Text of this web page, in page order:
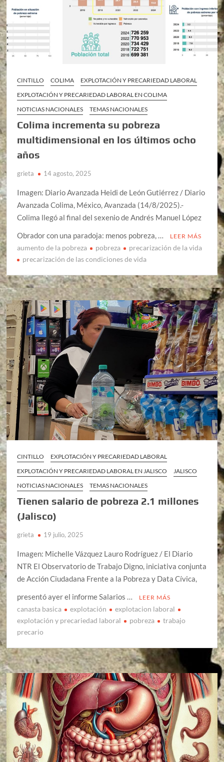
CINTILLO COLIMA
EXPLOTACIÓN Y PRECARIEDAD LABORAL
EXPLOTACIÓN Y PRECARIEDAD LABORAL EN COLIMA
NOTICIAS NACIONALES
TEMAS NACIONALES
Colima incrementa su pobreza
multidimensional en los últimos ocho
años
grieta 14 agosto, 2025
Imagen: Diario Avanzada Heidi de León Gutiérrez / Diario
Avanzada Colima, México, Avanzada (14/8/2025).-
Colima llegó al final del sexenio de Andrés Manuel López
Obrador con una paradoja: menos pobreza, …
LEER MÁS
aumento de la pobreza pobreza
precarización de la vida
precarización de las condiciones de vida
CINTILLO
EXPLOTACIÓN Y PRECARIEDAD LABORAL
EXPLOTACIÓN Y PRECARIEDAD LABORAL EN JALISCO
JALISCO
NOTICIAS NACIONALES
TEMAS NACIONALES
Tienen salario de pobreza 2.1 millones
(Jalisco)
grieta 19 julio, 2025
Imagen: Michelle Vázquez Lauro Rodríguez / El Diario
NTR El Observatorio de Trabajo Digno, iniciativa conjunta
de Acción Ciudadana Frente a la Pobreza y Data Cívica,
presentó ayer el informe Salarios …
LEER MÁS
canasta basica explotación
explotacion laboral
explotación y precariedad laboral
pobreza
trabajo
precario